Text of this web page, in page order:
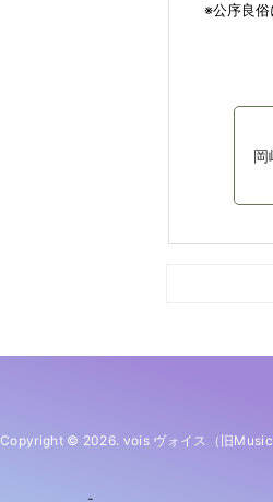
Copyright © 2026. vois ヴォイス（旧
-